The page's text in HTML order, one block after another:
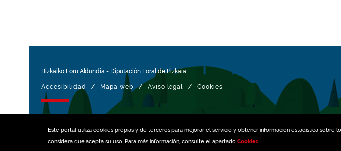
Este portal utiliza cookies propias y de terceros para mejorar el servicio y obtener información estadística sobre
considera que acepta su uso. Para más información, consulte el apartado Cookies.
Bizkaiko Foru Aldundia - Diputación Foral de Bizkaia
Accesibilidad / Mapa web / Aviso legal / Cookies